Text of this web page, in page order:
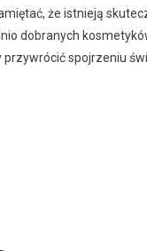
że istnieją
dobranych
spojrzeniu